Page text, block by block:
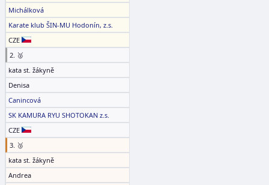
Michálková
Karate klub ŠIN-MU Hodonín, z.s.
CZE
2. 🥈
kata st. žákyně
Denisa
Canincová
SK KAMURA RYU SHOTOKAN z.s.
CZE
3. 🥉
kata st. žákyně
Andrea